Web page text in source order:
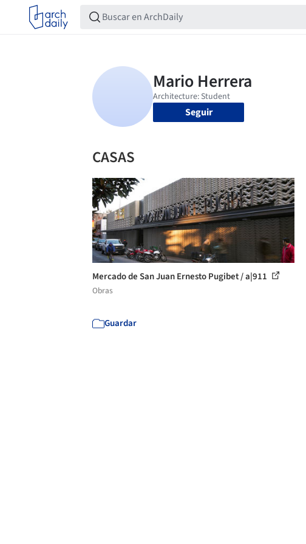
Seguir
CASAS
Mercado de San Juan Ernesto Pugibet / a|911
Obras
Guardar